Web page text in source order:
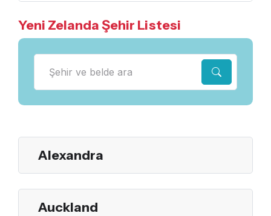
Yeni Zelanda Şehir Listesi
Alexandra
Auckland